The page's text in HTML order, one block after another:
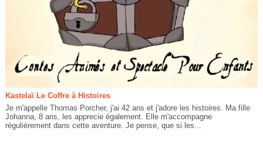
Kastelaï Le Coffre à Histoires
Je m'appelle Thomas Porcher, j'ai 42 ans et j'adore les histoires. Ma fille
Johanna, 8 ans, les apprecie également. Elle m'accompagne
régulièrement dans cette aventure. Je pense, que si les...